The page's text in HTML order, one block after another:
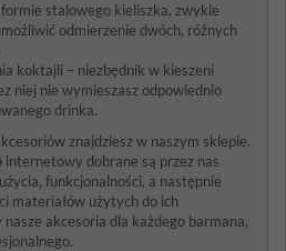
stalowego kieliszka, zwykle
odmierzenie dwóch, różnych
koktajli – niezbędnik w kieszeni
niej nie wymieszasz odpowiednio
drinka.
znajdziesz w naszym sklepie.
dobrane są przez nas
funkcjonalności, a następnie
materiałów użytych do ich
akcesoria dla każdego barmana,